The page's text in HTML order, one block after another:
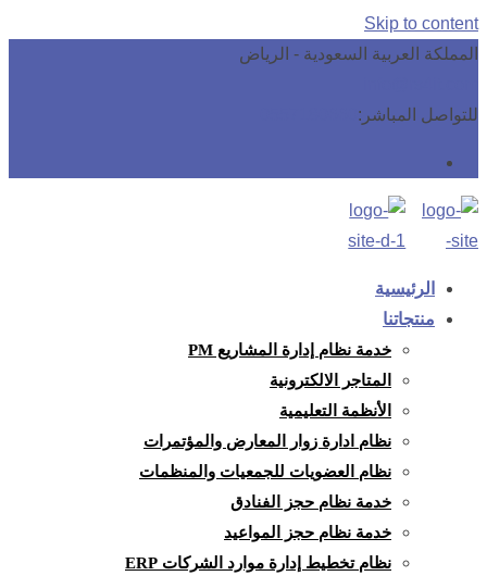
Skip to content
المملكة العربية السعودية - الرياض
للتواصل المباشر:
الرئيسية
منتجاتنا
خدمة نظام إدارة المشاريع PM
المتاجر الالكترونية
الأنظمة التعليمية
نظام ادارة زوار المعارض والمؤتمرات
نظام العضويات للجمعيات والمنظمات
خدمة نظام حجز الفنادق
خدمة نظام حجز المواعيد
نظام تخطيط إدارة موارد الشركات ERP